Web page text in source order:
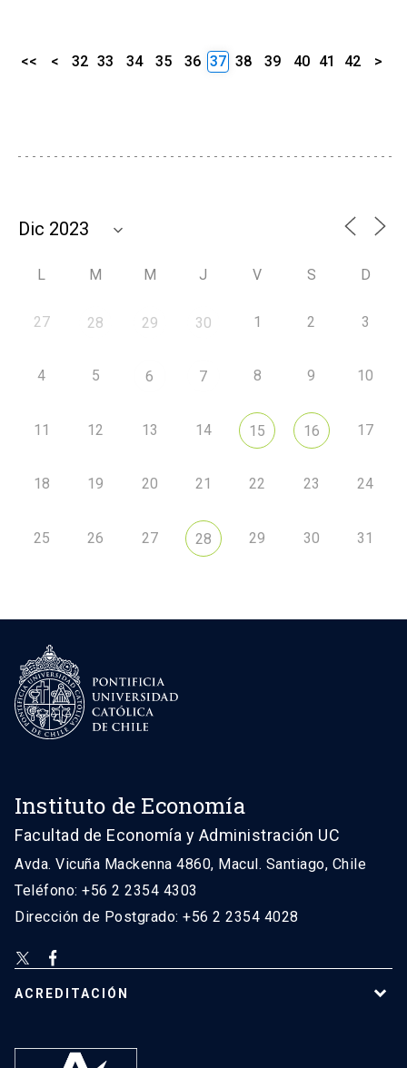
<< < 32 33 34 35 36 37 38 39 40 41 42 >
L M M J V S D
27 28 29 30 1 2 3
4 5 6 7 8 9 10
11 12 13 14 15 16 17
18 19 20 21 22 23 24
25 26 27 28 29 30 31
Instituto de Economía
Facultad de Economía y Administración UC
Avda. Vicuña Mackenna 4860, Macul. Santiago, Chile
Teléfono: +56 2 2354 4303
Dirección de Postgrado: +56 2 2354 4028
ACREDITACIÓN